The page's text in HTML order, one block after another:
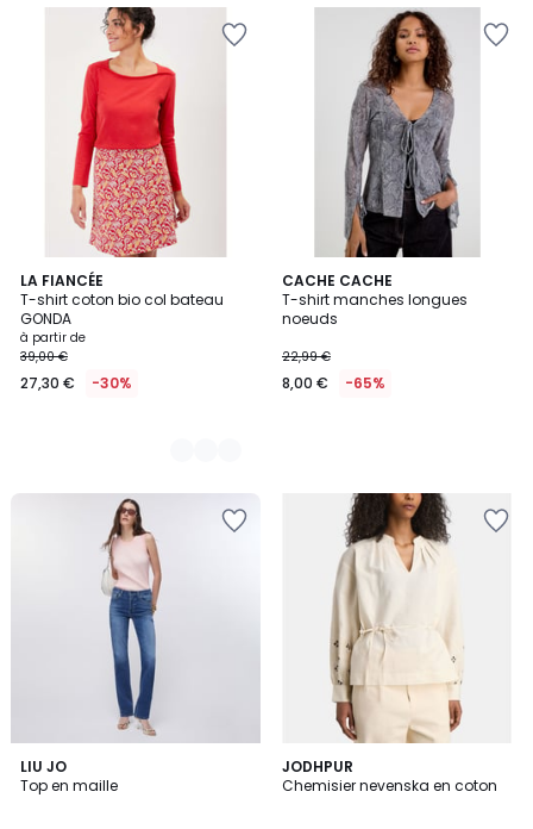
LA FIANCÉE
T-shirt coton bio col bateau
GONDA
à partir de
39,00 €
27,30 € -30%
2
Couleurs
CACHE CACHE
T-shirt manches longues
noeuds
22,99 €
8,00 € -65%
LIU JO
Top en maille
2
Couleurs
JODHPUR
Chemisier nevenska en coton